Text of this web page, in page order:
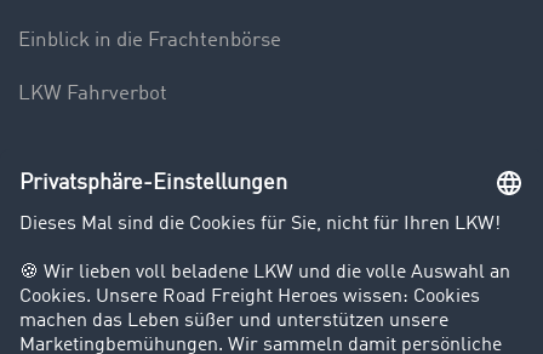
Einblick in die Frachtenbörse
LKW Fahrverbot
Unternehmen
Kunden werben Kunden
Success Stories
Karriere